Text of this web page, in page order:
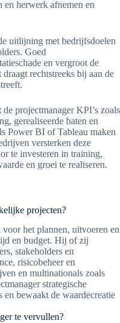
herwerk afnemen en
uitlijning met bedrijfsdoelen
Goed
en vergroot de
rechtstreeks bij aan de
projectmanager KPI’s zoals
gerealiseerde baten en
Power BI of Tableau maken
versterken deze
te investeren in training,
en groei te realiseren.
projecten?
het plannen, uitvoeren en
en budget. Hij of zij
stakeholders en
risicobeheer en
en multinationals zoals
strategische
en bewaakt de waardecreatie
te vervullen?